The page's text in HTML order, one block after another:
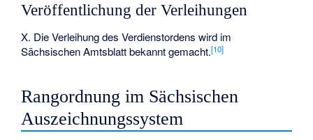
Veröffentlichung der Verleihungen
X. Die Verleihung des Verdienstordens wird im
Sächsischen Amtsblatt bekannt gemacht.[10]
Rangordnung im Sächsischen
Auszeichnungssystem